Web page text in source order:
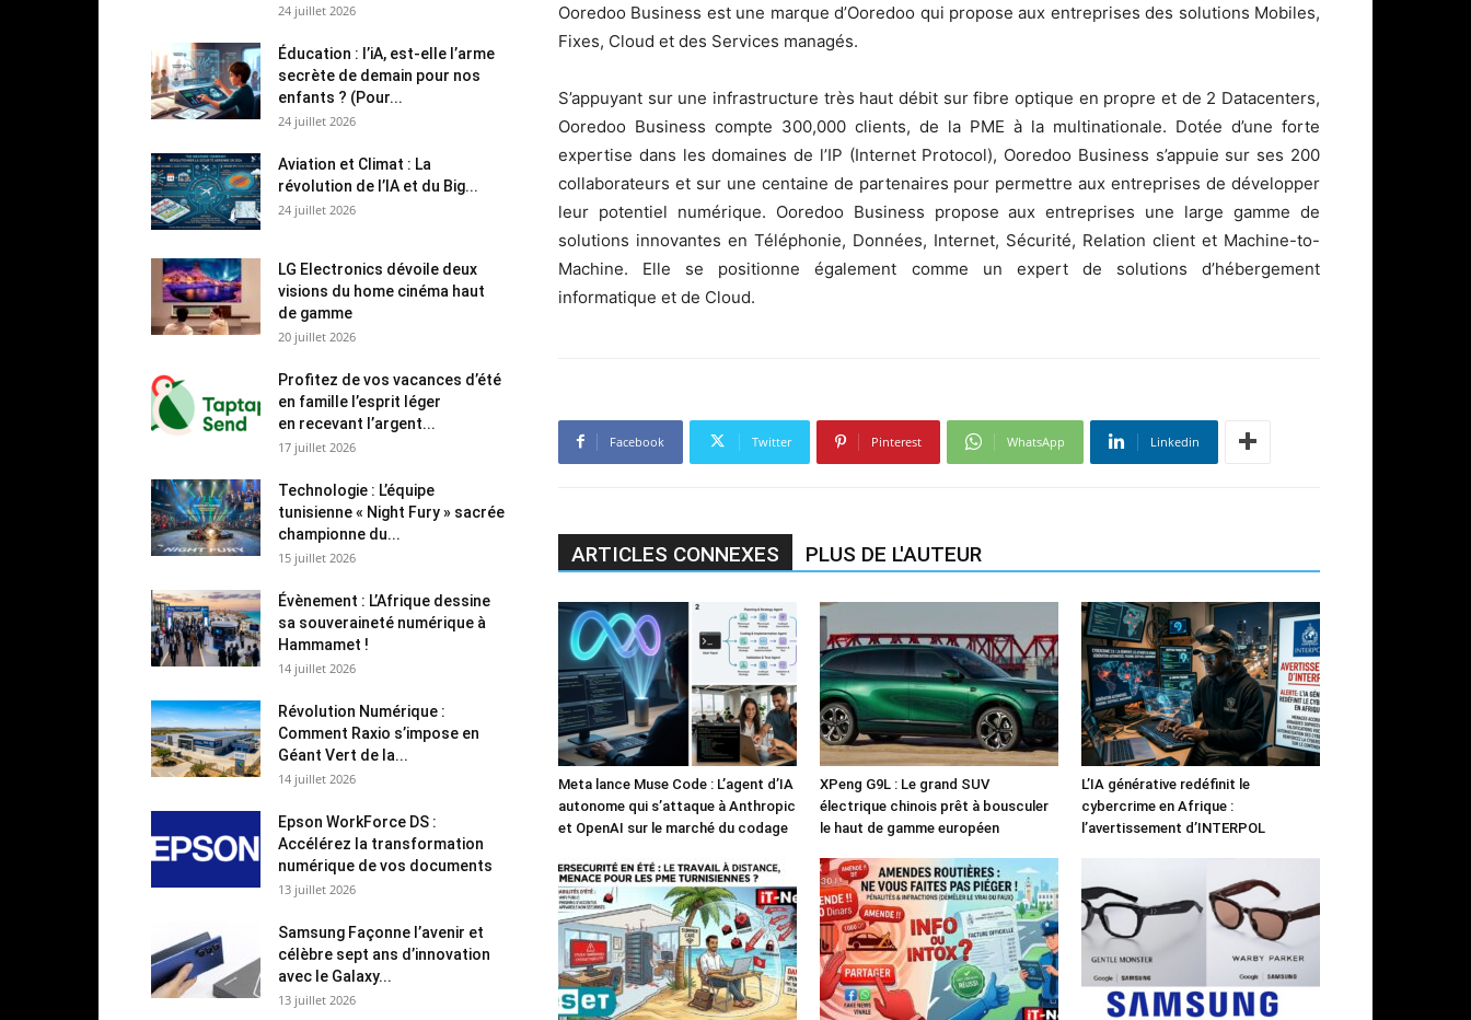
Ooredoo Business est une marque d’Ooredoo qui propose aux entreprises des solutions Mobiles,
Fixes, Cloud et des Services managés.
S’appuyant sur une infrastructure très haut débit sur fibre optique en propre et de 2 Datacenters,
Ooredoo Business compte 300,000 clients, de la PME à la multinationale. Dotée d’une forte
expertise dans les domaines de l’IP (Internet Protocol), Ooredoo Business s’appuie sur ses 200
collaborateurs et sur une centaine de partenaires pour permettre aux entreprises de développer
leur potentiel numérique. Ooredoo Business propose aux entreprises une large gamme de
solutions innovantes en Téléphonie, Données, Internet, Sécurité, Relation client et Machine-to-
Machine. Elle se positionne également comme un expert de solutions d’hébergement
informatique et de Cloud.
Facebook Twitter Pinterest WhatsApp Linkedin
ARTICLES CONNEXES PLUS DE L'AUTEUR
Meta lance Muse Code : L’agent d’IA
autonome qui s’attaque à Anthropic
et OpenAI sur le marché du codage
XPeng G9L : Le grand SUV
électrique chinois prêt à bousculer
le haut de gamme européen
L’IA générative redéfinit le
cybercrime en Afrique :
l’avertissement d’INTERPOL
24 juillet 2026
Éducation : l’iA, est-elle l’arme
secrète de demain pour nos
enfants ? (Pour...
24 juillet 2026
Aviation et Climat : La
révolution de l’IA et du Big...
24 juillet 2026
LG Electronics dévoile deux
visions du home cinéma haut
de gamme
20 juillet 2026
Profitez de vos vacances d’été
en famille l’esprit léger
en recevant l’argent...
17 juillet 2026
Technologie : L’équipe
tunisienne « Night Fury » sacrée
championne du...
15 juillet 2026
Évènement : L’Afrique dessine
sa souveraineté numérique à
Hammamet !
14 juillet 2026
Révolution Numérique :
Comment Raxio s’impose en
Géant Vert de la...
14 juillet 2026
Epson WorkForce DS :
Accélérez la transformation
numérique de vos documents
13 juillet 2026
Samsung Façonne l’avenir et
célèbre sept ans d’innovation
avec le Galaxy...
13 juillet 2026